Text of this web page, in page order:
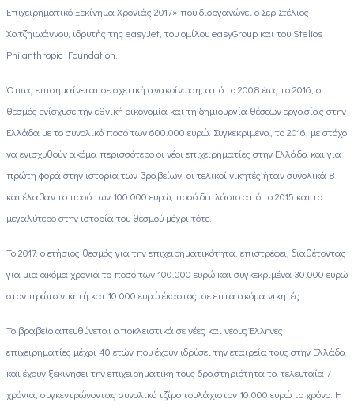
Επιχειρηματικό Ξεκίνημα Χρονιάς 2017» που διοργανώνει ο Σερ Στέλιος
Χατζηιωάννου, ιδρυτής της easyJet, του ομίλου easyGroup και του Stelios
Philanthropic Foundation.
Όπως επισημαίνεται σε σχετική ανακοίνωση, από το 2008 έως το 2016, ο
θεσμός ενίσχυσε την εθνική οικονομία και τη δημιουργία θέσεων εργασίας στην
Ελλάδα με το συνολικό ποσό των 600.000 ευρώ. Συγκεκριμένα, το 2016, με στόχο
να ενισχυθούν ακόμα περισσότερο οι νέοι επιχειρηματίες στην Ελλάδα και για
πρώτη φορά στην ιστορία των βραβείων, οι τελικοί νικητές ήταν συνολικά 8
και έλαβαν το ποσό των 100.000 ευρώ, ποσό διπλάσιο από το 2015 και το
μεγαλύτερο στην ιστορία του θεσμού μέχρι τότε.
Το 2017, ο ετήσιος θεσμός για την επιχειρηματικότητα, επιστρέφει, διαθέτοντας
για μια ακόμα χρονιά το ποσό των 100.000 ευρώ και συγκεκριμένα 30.000 ευρώ
στον πρώτο νικητή και 10.000 ευρώ έκαστος, σε επτά ακόμα νικητές.
Το βραβείο απευθύνεται αποκλειστικά σε νέες και νέους Έλληνες
επιχειρηματίες μέχρι 40 ετών που έχουν ιδρύσει την εταιρεία τους στην Ελλάδα
και έχουν ξεκινήσει την επιχειρηματική τους δραστηριότητα τα τελευταία 7
χρόνια, συγκεντρώνοντας συνολικό τζίρο τουλάχιστον 10.000 ευρώ το χρόνο. Η